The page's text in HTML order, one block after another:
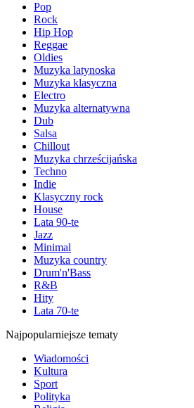
Pop
Rock
Hip Hop
Reggae
Oldies
Muzyka latynoska
Muzyka klasyczna
Electro
Muzyka alternatywna
Dub
Salsa
Chillout
Muzyka chrześcijańska
Techno
Indie
Klasyczny rock
House
Lata 90-te
Jazz
Minimal
Muzyka country
Drum'n'Bass
R&B
Hity
Lata 70-te
Najpopularniejsze tematy
Wiadomości
Kultura
Sport
Polityka